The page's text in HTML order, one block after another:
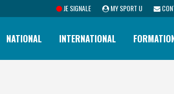
JE SIGNALE MY SPORT U
NATIONAL INTERNATIONAL